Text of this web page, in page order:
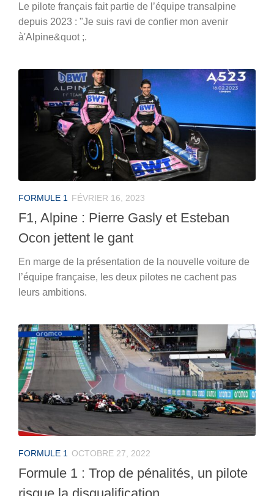
Le pilote français fait partie de l’équipe transalpine
depuis 2023 : "Je suis ravi de confier mon avenir
à'Alpine&quot ;.
FORMULE 1 FÉVRIER 16, 2023
F1, Alpine : Pierre Gasly et Esteban
Ocon jettent le gant
En marge de la présentation de la nouvelle voiture de
l’équipe française, les deux pilotes ne cachent pas
leurs ambitions.
FORMULE 1 OCTOBRE 27, 2022
Formule 1 : Trop de pénalités, un pilote